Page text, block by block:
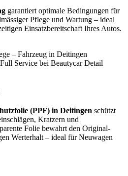
garantiert optimale Bedingungen für
Pflege und Wartung – ideal
Einsatzbereitschaft Ihres Autos.
(PPF) in Deitingen schützt
Kratzern und
Folie bewahrt den Original-
Werterhalt – ideal für Neuwagen